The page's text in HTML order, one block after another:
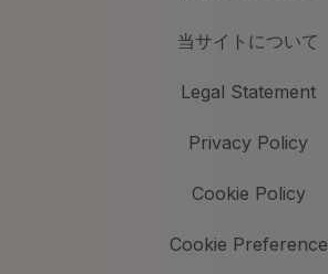
当サイトについて
Legal Statement
Privacy Policy
Cookie Policy
Cookie Preference